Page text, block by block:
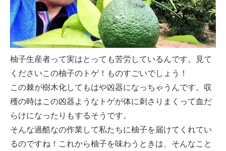
柚子生産者って実はとっても苦労しているんです。見て
くださいこの柚子のトゲ！ものすごいでしょう！
この棘が樹木化してもはや凶器になっちゃうんです。収
穫の時はこの凶器ようなトゲが体に刺さりまくって血だ
らけになったりもするそうです。
そんな過酷なの作業して私たちに柚子を届けてくれてい
るのですね！これから柚子を味わうときは、そんなこと